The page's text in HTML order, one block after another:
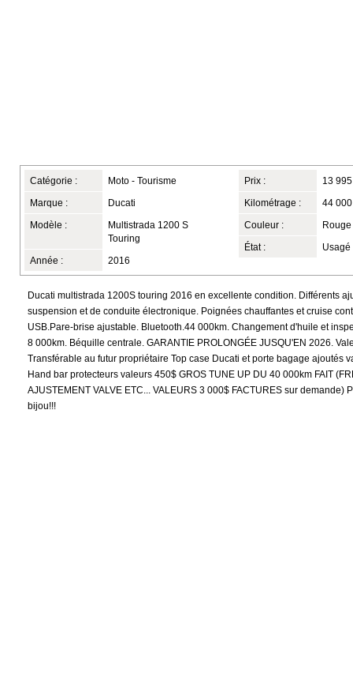
Catégorie : Moto - Tourisme
Marque : Ducati
Modèle :
Multistrada 1200 S
Touring
Année : 2016
Prix : 13
Kilométrage : 44
Couleur : Rouge
État : Usagé
Ducati multistrada 1200S touring 2016 en excellente condition. Différents
suspension et de conduite électronique. Poignées chauffantes et cruise
USB.Pare-brise ajustable. Bluetooth.44 000km. Changement d'huile et
8 000km. Béquille centrale. GARANTIE PROLONGÉE JUSQU'EN 2026.
Transférable au futur propriétaire Top case Ducati et porte bagage ajoutés
Hand bar protecteurs valeurs 450$ GROS TUNE UP DU 40 000km FAIT
AJUSTEMENT VALVE ETC... VALEURS 3 000$ FACTURES sur demande)
bijou!!!